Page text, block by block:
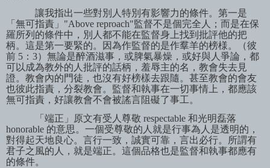
讓我指出一些對別人特別有影響力的條件。第一是
「無可指責」 "Above reproach"監督不是個完全人；而是在保
羅所列的條件中，別人都不能在監督身上找到批評他的把
柄。這是第一要緊的。因為作監督的是作羣羊的榜様。（彼
前 5 ： 3）無論是醉酒滋事，或脾氣暴燥，或好與人爭論，都
可以成為教外的人批評的話柄，羞辱主的名，教會失去見
證。教會內的門徒，也沒有好榜樣去跟隨。甚至教會的會友
也彼此指責，分裂教會。監督和執事在一切事情上，都應該
無可指責，好讓教會不會被謠言阻礙了事工。
「端正」原文有受人尊敬 respectable 和光明磊落
honorable 的意思。一個受尊敬的人就是行事為人是透明的，
對得起天地良心。言行一致，誠實可靠，言出必行。所謂有
君子之風的人，就是端正。這個品格也是監督和執事都應有
的條件。